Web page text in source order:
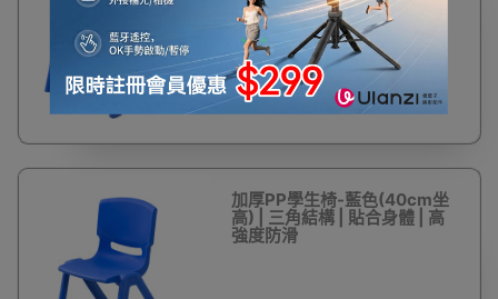
$118
加厚PP學生椅-藍色(40cm坐
高) | 三角結構 | 貼合身體 | 高
強度防滑